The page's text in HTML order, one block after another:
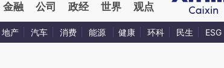
金融 公司 政经 世界 观点
地产 汽车 消费 能源 健康 环科 民生 ESG